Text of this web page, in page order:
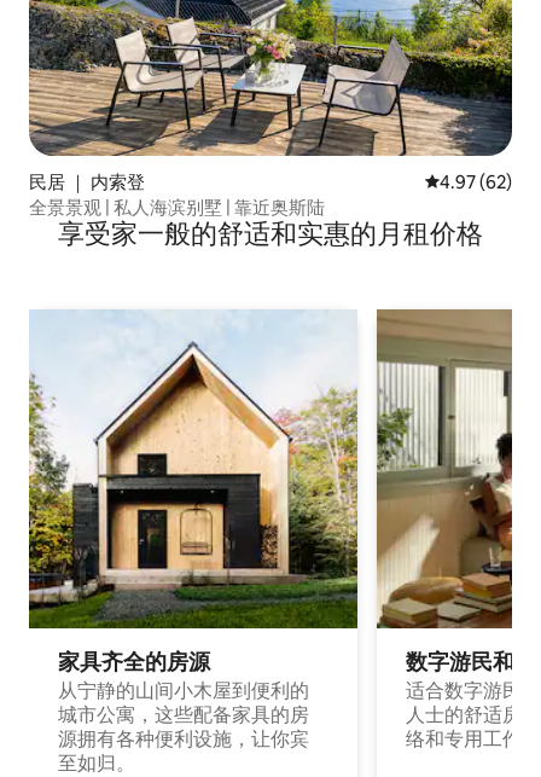
民居 ｜ 内索登 平均评分
4.97 (62)
全景景观 | 私人海滨别墅 | 靠近奥斯陆
享受家一般的舒适和实惠的月租价格
家具齐全的房源
从宁静的山间小木屋到便利的
城市公寓，这些配备家具的房
源拥有各种便利设施，让你宾
至如归。
数字游民和
适合数字游民
人士的舒适房
络和专用工作